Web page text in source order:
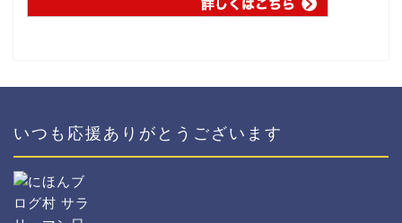
いつも応援ありがとうございます